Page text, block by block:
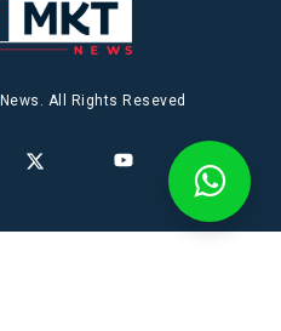
All Rights Reseved